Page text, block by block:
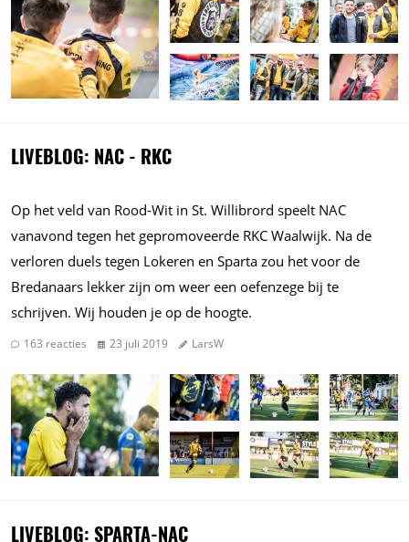
LIVEBLOG: NAC - RKC
Op het veld van Rood-Wit in St. Willibrord speelt NAC
vanavond tegen het gepromoveerde RKC Waalwijk. Na de
verloren duels tegen Lokeren en Sparta zou het voor de
Bredanaars lekker zijn om weer een oefenzege bij te
schrijven. Wij houden je op de hoogte.
163 reacties 23 juli 2019 LarsW
LIVEBLOG: SPARTA-NAC